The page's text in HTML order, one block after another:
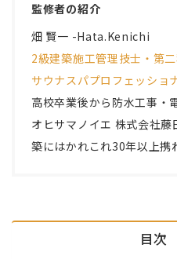
監修者の紹介
畑 賢一 -Hata.Kenichi
2級建築施工管理技士・第
サウナスパプロフェッショ
高校卒業後から防水工事・
オヒサマノイエ 株式会社藤
築にはかれこれ30年以上携
目次